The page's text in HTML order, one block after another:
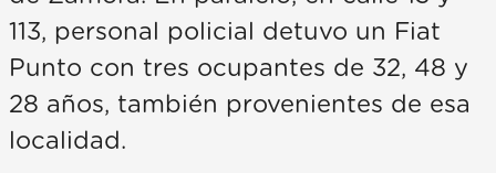
113, personal policial detuvo un Fiat
Punto con tres ocupantes de 32, 48 y
28 años, también provenientes de esa
localidad.